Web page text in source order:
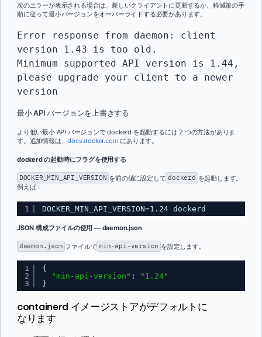
次のエラーが表示される場合は、新しいクライアントに更新するか、軽減策の手
順に従って最小バージョンをオーバーライドする必要があります。
Error response from daemon: client
version 1.43 is too old.
Minimum supported API version is 1.44,
please upgrade your client to a newer
version
最小 API バージョンを上書きする
より低い最小 API バージョンで dockerd を起動するには 2 つの方法がありま
す。追加情報は、docs.docker.com にあります。
dockerd の起動時にフラグを使用する
DOCKER_MIN_API_VERSION を前の値に設定して dockerd を起動します。
例えば：
1 DOCKER_MIN_API_VERSION=1.24 dockerd
JSON 構成ファイルの使用 — daemon.json
daemon.json ファイルで min-api-version を設定します。
1
2
3
{
"min-api-version" :
"1.24"
}
containerd イメージストアがデフォルトに
なります